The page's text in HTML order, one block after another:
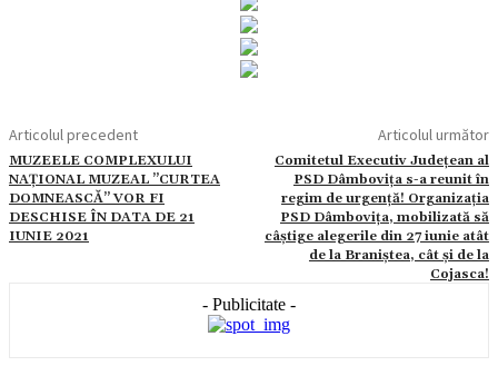
Articolul precedent
MUZEELE COMPLEXULUI
NAȚIONAL MUZEAL ”CURTEA
DOMNEASCĂ” VOR FI
DESCHISE ÎN DATA DE 21
IUNIE 2021
Articolul următor
Comitetul Executiv Județean al
PSD Dâmbovița s-a reunit în
regim de urgență! Organizația
PSD Dâmbovița, mobilizată să
câștige alegerile din 27 iunie atât
de la Braniștea, cât și de la
Cojasca!
- Publicitate -